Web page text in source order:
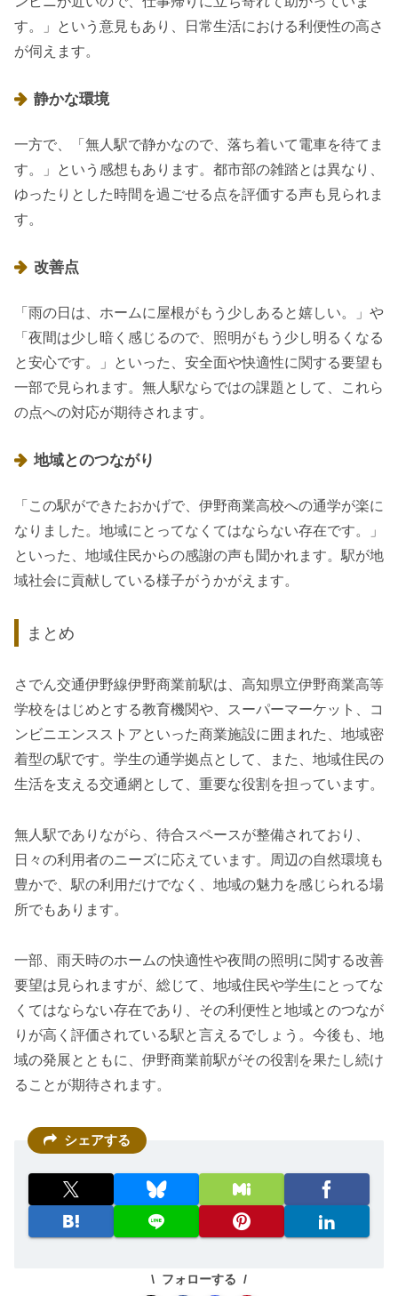
す。」という意見もあり、日常生活における利便性の高さ
が伺えます。
静かな環境
一方で、「無人駅で静かなので、落ち着いて電車を待てま
す。」という感想もあります。都市部の雑踏とは異なり、
ゆったりとした時間を過ごせる点を評価する声も見られま
す。
改善点
「雨の日は、ホームに屋根がもう少しあると嬉しい。」や
「夜間は少し暗く感じるので、照明がもう少し明るくなる
と安心です。」といった、安全面や快適性に関する要望も
一部で見られます。無人駅ならではの課題として、これら
の点への対応が期待されます。
地域とのつながり
「この駅ができたおかげで、伊野商業高校への通学が楽に
なりました。地域にとってなくてはならない存在です。」
といった、地域住民からの感謝の声も聞かれます。駅が地
域社会に貢献している様子がうかがえます。
まとめ
さでん交通伊野線伊野商業前駅は、高知県立伊野商業高等
学校をはじめとする教育機関や、スーパーマーケット、コ
ンビニエンスストアといった商業施設に囲まれた、地域密
着型の駅です。学生の通学拠点として、また、地域住民の
生活を支える交通網として、重要な役割を担っています。
無人駅でありながら、待合スペースが整備されており、
日々の利用者のニーズに応えています。周辺の自然環境も
豊かで、駅の利用だけでなく、地域の魅力を感じられる場
所でもあります。
一部、雨天時のホームの快適性や夜間の照明に関する改善
要望は見られますが、総じて、地域住民や学生にとってな
くてはならない存在であり、その利便性と地域とのつなが
りが高く評価されている駅と言えるでしょう。今後も、地
域の発展とともに、伊野商業前駅がその役割を果たし続け
ることが期待されます。
シェアする
フォローする